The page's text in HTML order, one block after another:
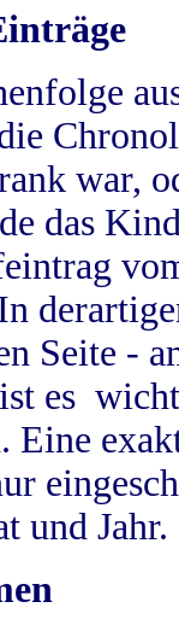
war,
das
Seite -
es
und Jahr.